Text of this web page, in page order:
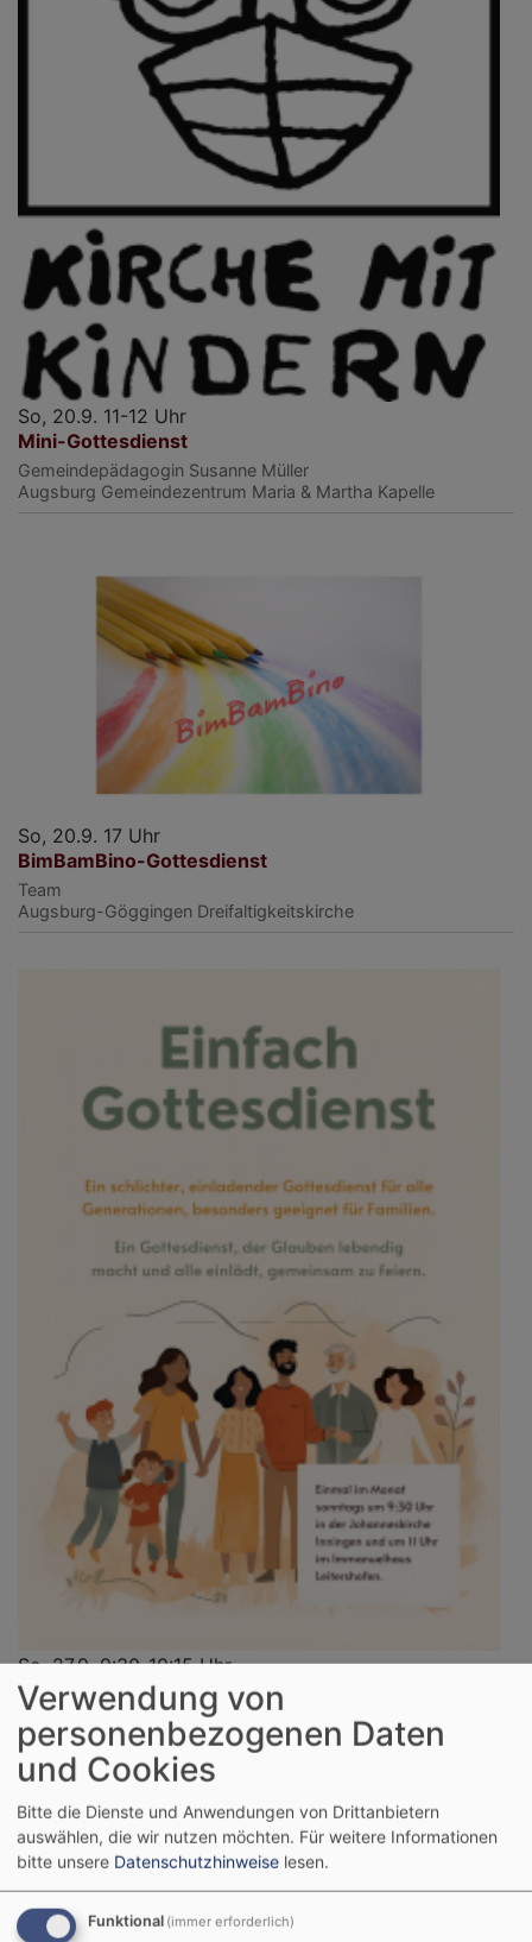
So, 20.9. 11-12 Uhr
Mini-Gottesdienst
Gemeindepädagogin Susanne Müller
Augsburg Gemeindezentrum Maria & Martha Kapelle
So, 20.9. 17 Uhr
BimBamBino-Gottesdienst
Team
Augsburg-Göggingen Dreifaltigkeitskirche
So, 27.9. 9:30-10:15 Uhr
Der "Einfach Gottesdienst"
Pfrin. Andrea Graßmann
Augsburg - Inningen Johanneskirche
Verwendung von
personenbezogenen Daten
und Cookies
Bitte die Dienste und Anwendungen von Drittanbietern
auswählen, die wir nutzen möchten. Für weitere Informationen
bitte unsere Datenschutzhinweise lesen.
Funktional (immer erforderlich)